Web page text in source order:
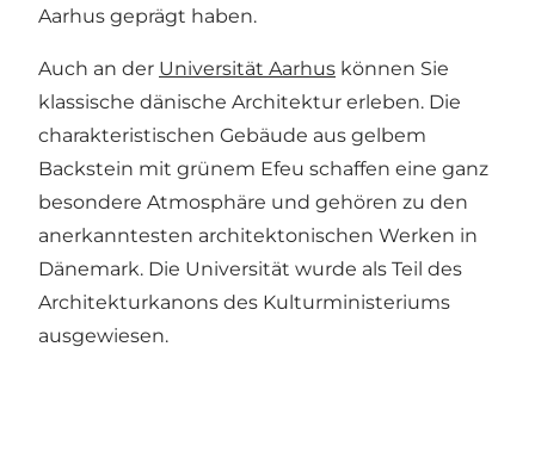
Aarhus geprägt haben.
Auch an der Universität Aarhus können Sie
klassische dänische Architektur erleben. Die
charakteristischen Gebäude aus gelbem
Backstein mit grünem Efeu schaffen eine ganz
besondere Atmosphäre und gehören zu den
anerkanntesten architektonischen Werken in
Dänemark. Die Universität wurde als Teil des
Architekturkanons des Kulturministeriums
ausgewiesen.